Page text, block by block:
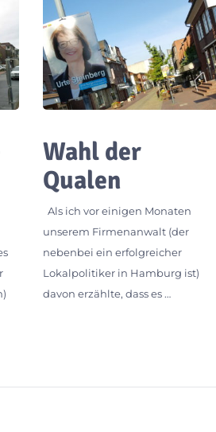
Wahl der
Qualen
Als ich vor einigen Monaten
unserem Firmenanwalt (der
nebenbei ein erfolgreicher
Lokalpolitiker in Hamburg ist)
davon erzählte, dass es …